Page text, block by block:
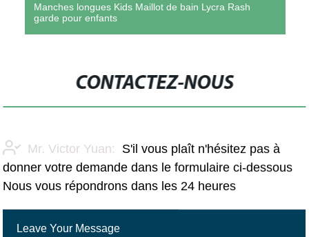
Manches longues Kids Maillot de bain Lycra Rash
garde pour enfants
CONTACTEZ-NOUS
Mr. Victor Yuan:
S'il vous plaît n'hésitez pas à
donner votre demande dans le formulaire ci-dessous
Nous vous répondrons dans les 24 heures